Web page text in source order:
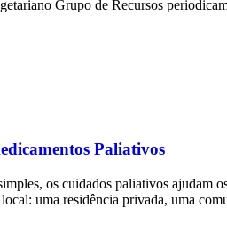
Grupo de Recursos
Paliativos
os cuidados paliativos ajudam
uma residência privada, uma